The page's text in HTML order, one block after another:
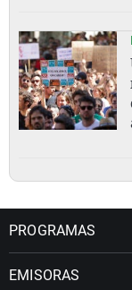
PROGRAMAS
EMISORAS